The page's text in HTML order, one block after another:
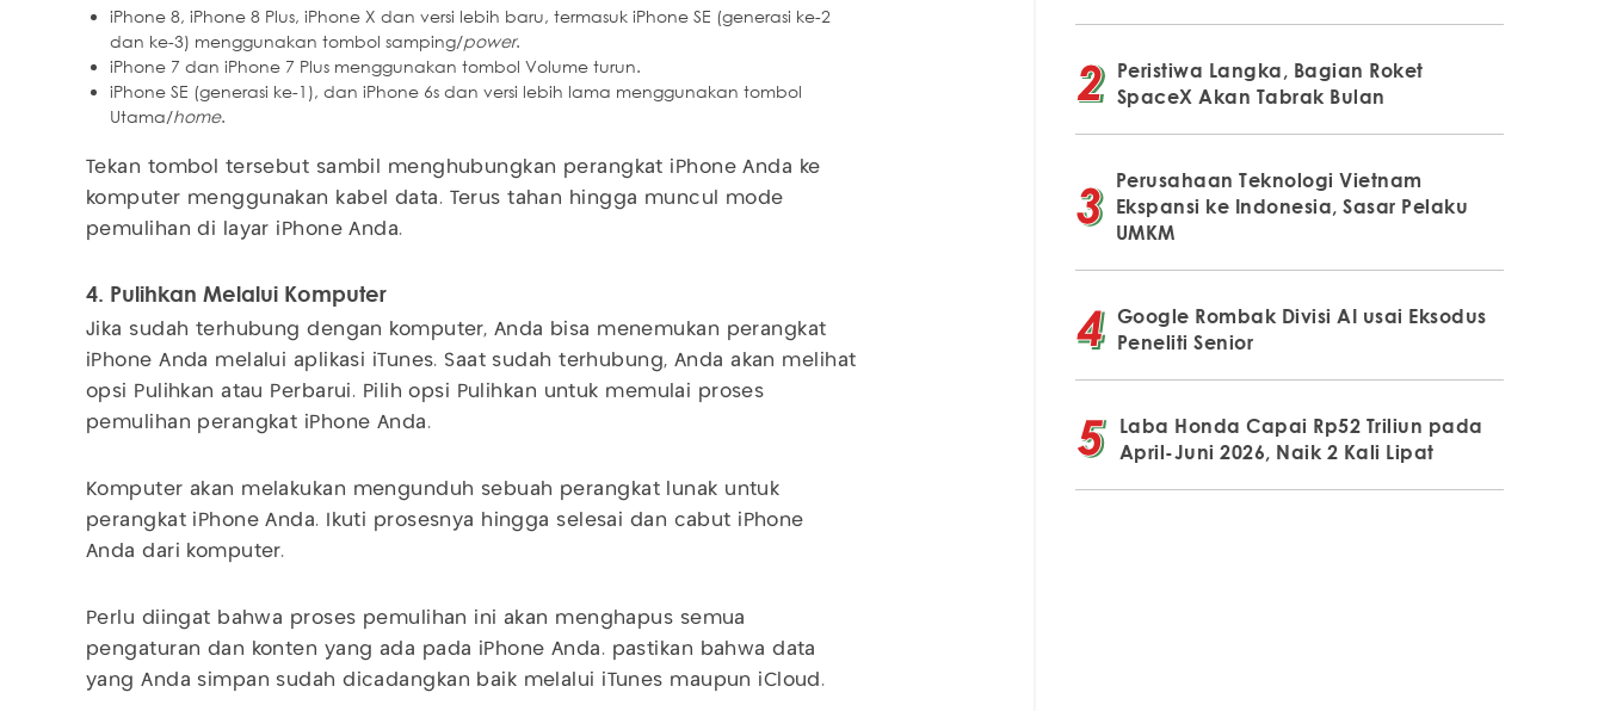
iPhone 8, iPhone 8 Plus, iPhone X dan versi lebih baru, termasuk iPhone SE (generasi ke-2
dan ke-3) menggunakan tombol samping/power.
iPhone 7 dan iPhone 7 Plus menggunakan tombol Volume turun.
iPhone SE (generasi ke-1), dan iPhone 6s dan versi lebih lama menggunakan tombol
Utama/home.
Tekan tombol tersebut sambil menghubungkan perangkat iPhone Anda ke
komputer menggunakan kabel data. Terus tahan hingga muncul mode
pemulihan di layar iPhone Anda.
4. Pulihkan Melalui Komputer
Jika sudah terhubung dengan komputer, Anda bisa menemukan perangkat
iPhone Anda melalui aplikasi iTunes. Saat sudah terhubung, Anda akan melihat
opsi Pulihkan atau Perbarui. Pilih opsi Pulihkan untuk memulai proses
pemulihan perangkat iPhone Anda.
Komputer akan melakukan mengunduh sebuah perangkat lunak untuk
perangkat iPhone Anda. Ikuti prosesnya hingga selesai dan cabut iPhone
Anda dari komputer.
Perlu diingat bahwa proses pemulihan ini akan menghapus semua
pengaturan dan konten yang ada pada iPhone Anda. pastikan bahwa data
yang Anda simpan sudah dicadangkan baik melalui iTunes maupun iCloud.
Peristiwa Langka, Bagian Roket
SpaceX Akan Tabrak Bulan
Perusahaan Teknologi Vietnam
Ekspansi ke Indonesia, Sasar Pelaku
UMKM
Google Rombak Divisi AI usai Eksodus
Peneliti Senior
Laba Honda Capai Rp52 Triliun pada
April-Juni 2026, Naik 2 Kali Lipat